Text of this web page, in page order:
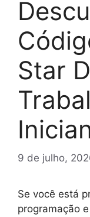
Star
9 de julho,
Se você está
programação